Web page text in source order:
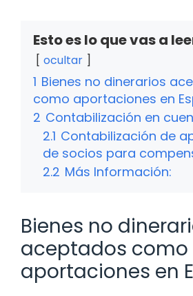
Esto es lo que vas a
ocultar
1 Bienes no dinerarios
como aportaciones en
2 Contabilización en
2.1 Contabilización de
de socios para
2.2 Más Información:
Bienes no
aceptados como
aportaciones en